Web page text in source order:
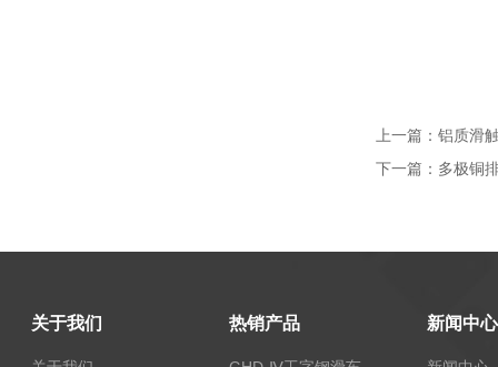
上一篇： 铝质滑
下一篇： 多极铜
关于我们 热销产品 新闻中心